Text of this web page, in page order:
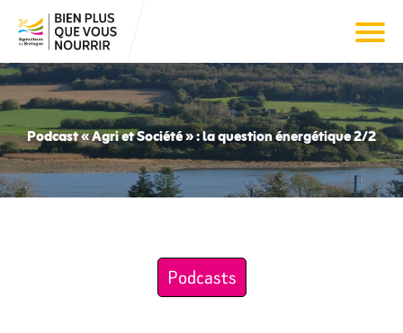
Podcast « Agri et Société » : la question énergétique 2/2
Podcasts